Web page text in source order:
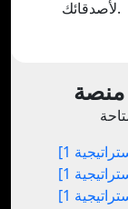
لأصدقائك.